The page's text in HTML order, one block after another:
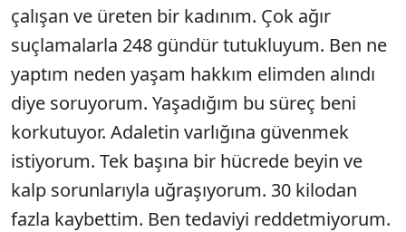
çalışan ve üreten bir kadınım. Çok ağır
suçlamalarla 248 gündür tutukluyum. Ben ne
yaptım neden yaşam hakkım elimden alındı
diye soruyorum. Yaşadığım bu süreç beni
korkutuyor. Adaletin varlığına güvenmek
istiyorum. Tek başına bir hücrede beyin ve
kalp sorunlarıyla uğraşıyorum. 30 kilodan
fazla kaybettim. Ben tedaviyi reddetmiyorum.